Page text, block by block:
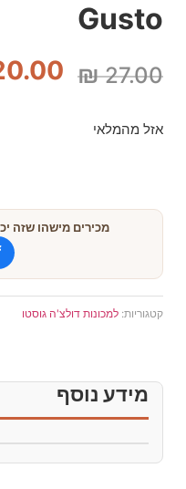
Gusto
₪27.00
אזל מהמלאי
מכירים מישהו שזה
קטגוריות: למכונות דולצ'ה גוסטו
מידע נוסף